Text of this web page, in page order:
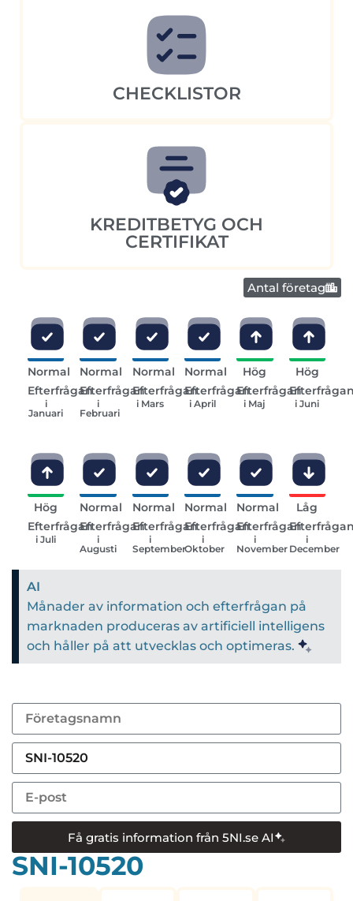
CHECKLISTOR
KREDITBETYG OCH
CERTIFIKAT
Antal företag
Normal
Efterfrågan
i
Januari
Normal
Efterfrågan
i
Februari
Normal
Efterfrågan
i Mars
Normal
Efterfrågan
i April
Hög
Efterfrågan
i Maj
Hög
i Juni
Hög
Efterfrågan
i Juli
Normal
Efterfrågan
i
Augusti
Normal
Efterfrågan
i
September
Normal
Efterfrågan
i
Oktober
Normal
Efterfrågan
i
November
Låg
i
December
AI
Månader av information och efterfrågan på
marknaden produceras av artificiell intelligens
och håller på att utvecklas och optimeras.
Få gratis information från 5NI.se AI
SNI-10520